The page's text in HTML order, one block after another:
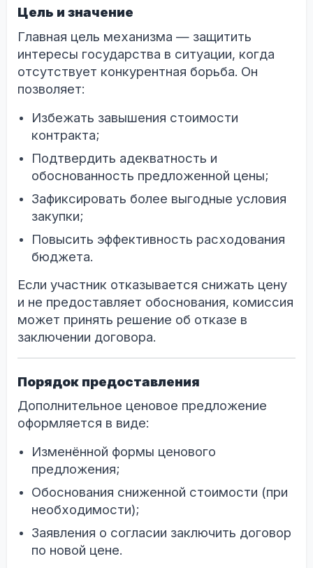
Цель и значение
Главная цель механизма — защитить
интересы государства в ситуации, когда
отсутствует конкурентная борьба. Он
позволяет:
Избежать завышения стоимости
контракта;
Подтвердить адекватность и
обоснованность предложенной цены;
Зафиксировать более выгодные условия
закупки;
Повысить эффективность расходования
бюджета.
Если участник отказывается снижать цену
и не предоставляет обоснования, комиссия
может принять решение об отказе в
заключении договора.
Порядок предоставления
Дополнительное ценовое предложение
оформляется в виде:
Изменённой формы ценового
предложения;
Обоснования сниженной стоимости (при
необходимости);
Заявления о согласии заключить договор
по новой цене.